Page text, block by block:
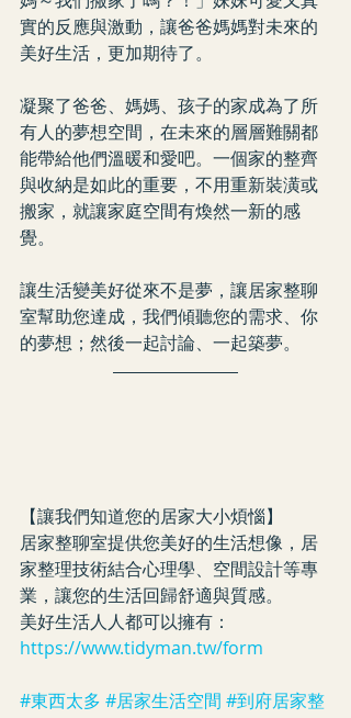
實的反應與激動，讓爸爸媽媽對未來的
美好生活，更加期待了。
凝聚了爸爸、媽媽、孩子的家成為了所
有人的夢想空間，在未來的層層難關都
能帶給他們溫暖和愛吧。一個家的整齊
與收納是如此的重要，不用重新裝潢或
搬家，就讓家庭空間有煥然一新的感
覺。
讓生活變美好從來不是夢，讓居家整聊
室幫助您達成，我們傾聽您的需求、你
的夢想；然後一起討論、一起築夢。
【讓我們知道您的居家大小煩惱】
居家整聊室提供您美好的生活想像，居
家整理技術結合心理學、空間設計等專
業，讓您的生活回歸舒適與質感。
美好生活人人都可以擁有：
https://www.tidyman.tw/form
#東西太多 #居家生活空間 #到府居家整